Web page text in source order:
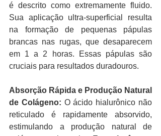
é descrito como extremamente fluido.
Sua aplicação ultra-superficial resulta
na formação de pequenas pápulas
brancas nas rugas, que desaparecem
em 1 a 2 horas. Essas pápulas são
cruciais para resultados duradouros.
Absorção Rápida e Produção Natural
de Colágeno: O ácido hialurônico não
reticulado é rapidamente absorvido,
estimulando a produção natural de